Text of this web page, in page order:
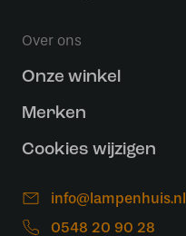
Over ons
Onze winkel
Merken
Cookies wijzigen
info@lampenhuis.nl
0548 20 90 28